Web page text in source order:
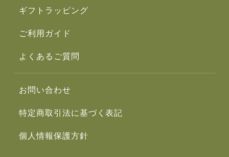
ギフトラッピング
ご利用ガイド
よくあるご質問
お問い合わせ
特定商取引法に基づく表記
個人情報保護方針